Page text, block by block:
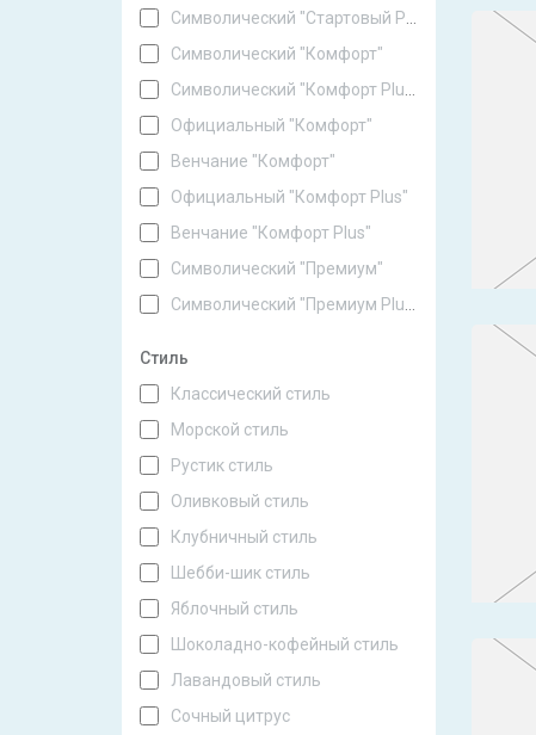
Символический "Стартовый Plus"
Символический "Комфорт"
Символический "Комфорт Plus"
Официальный "Комфорт"
Венчание "Комфорт"
Официальный "Комфорт Plus"
Венчание "Комфорт Plus"
Символический "Премиум"
Символический "Премиум Plus"
Стиль
Классический стиль
Морской стиль
Рустик стиль
Оливковый стиль
Клубничный стиль
Шебби-шик стиль
Яблочный стиль
Шоколадно-кофейный стиль
Лавандовый стиль
Сочный цитрус